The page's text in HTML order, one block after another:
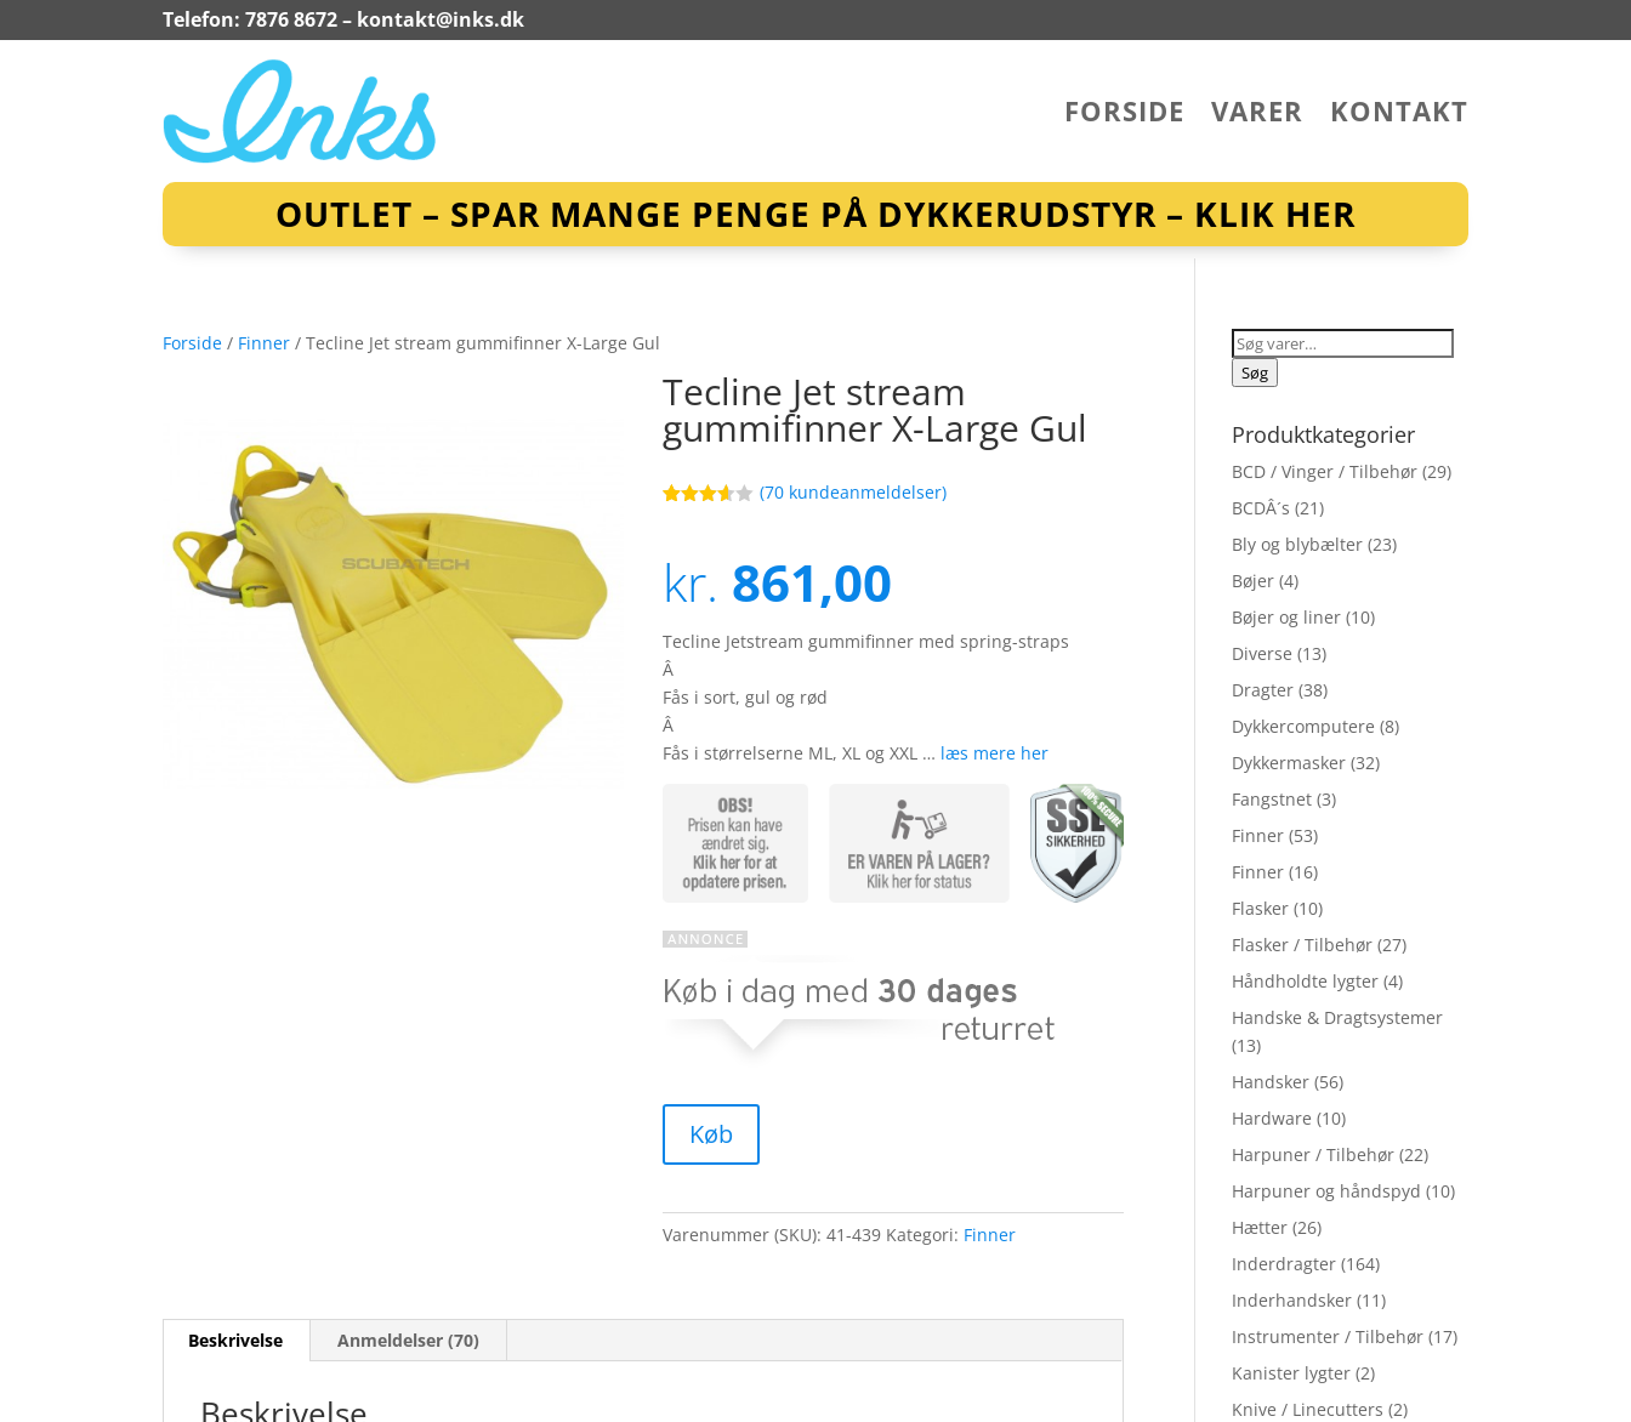
Telefon: 7876 8672 – kontakt@inks.dk
FORSIDE VARER KONTAKT
OUTLET – SPAR MANGE PENGE PÅ DYKKERUDSTYR – KLIK HER
Forside / Finner / Tecline Jet stream gummifinner X-Large Gul
Tecline Jet stream
gummifinner X-Large Gul
af 5
baseret
på
ømmels
er
(70kundeanmeldelser)
kr. 861,00
Tecline Jetstream gummifinner med spring-straps
Â
Fås i sort, gul og rød
Â
Fås i størrelserne ML, XL og XXL … læs mere her
Køb
Varenummer (SKU):41-439 Kategori: Finner
Beskrivelse Anmeldelser (70)
Søg
efter:
Søg
Produktkategorier
BCD / Vinger / Tilbehør (29)
BCDÂ´s (21)
Bly og blybælter (23)
Bøjer (4)
Bøjer og liner (10)
Diverse (13)
Dragter (38)
Dykkercomputere (8)
Dykkermasker (32)
Fangstnet (3)
Finner (53)
Finner (16)
Flasker (10)
Flasker / Tilbehør (27)
Håndholdte lygter (4)
Handske & Dragtsystemer
(13)
Handsker (56)
Hardware (10)
Harpuner / Tilbehør (22)
Harpuner og håndspyd (10)
Hætter (26)
Inderdragter (164)
Inderhandsker (11)
Instrumenter / Tilbehør (17)
Kanister lygter (2)
Knive / Linecutters (2)